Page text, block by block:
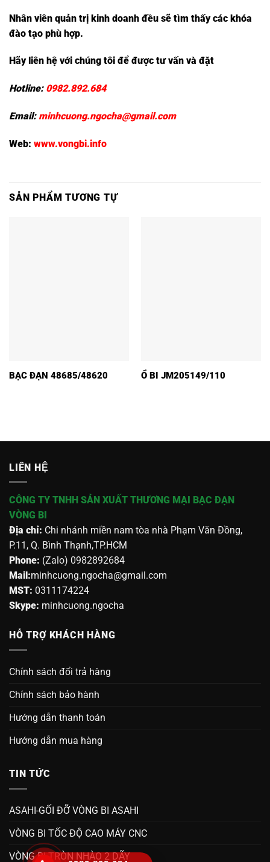
Nhân viên quản trị kinh doanh đều sẽ tìm thấy các khóa
đào tạo phù hợp.
Hãy liên hệ với chúng tôi để được tư vấn và đặt
Hotline: 0982.892.684
Email:minhcuong.ngocha@gmail.com
Web: www.vongbi.info
SẢN PHẨM TƯƠNG TỰ
BẠC ĐẠN 48685/48620 Ổ BI JM205149/110
LIÊN HỆ
CÔNG TY TNHH SẢN XUẤT THƯƠNG MẠI BẠC ĐẠN
VÒNG BI
Địa chỉ: Chi nhánh miền nam tòa nhà Phạm Văn Đồng,
P.11, Q. Bình Thạnh,TP.HCM
Phone: (Zalo) 0982892684
Mail:minhcuong.ngocha@gmail.com
MST: 0311174224
Skype: minhcuong.ngocha
HỖ TRỢ KHÁCH HÀNG
Chính sách đổi trả hàng
Chính sách bảo hành
Hướng dẫn thanh toán
Hướng dẫn mua hàng
TIN TỨC
ASAHI-GỐI ĐỠ VÒNG BI ASAHI
VÒNG BI TỐC ĐỘ CAO MÁY CNC
VÒNG BI TRÒN NHÀO 2 DÃY